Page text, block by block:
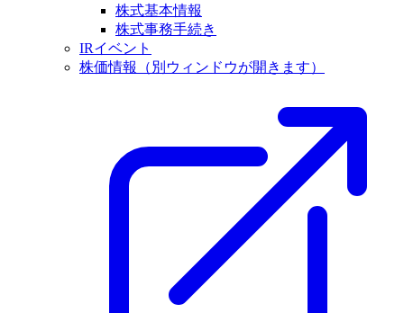
株式基本情報
株式事務手続き
IRイベント
株価情報
（別ウィンドウが開きます）